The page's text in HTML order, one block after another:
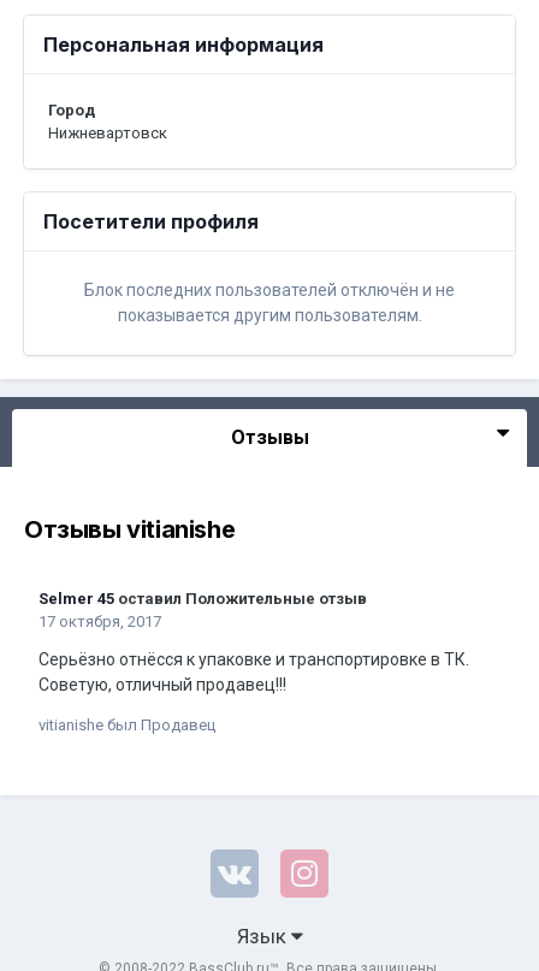
Персональная информация
Город
Нижневартовск
Посетители профиля
Блок последних пользователей отключён и не
показывается другим пользователям.
Отзывы
Отзывы vitianishe
Selmer 45 оставил Положительные отзыв
17 октября, 2017
Серьёзно отнёсся к упаковке и транспортировке в ТК.
Советую, отличный продавец!!!
vitianishe был Продавец
Язык